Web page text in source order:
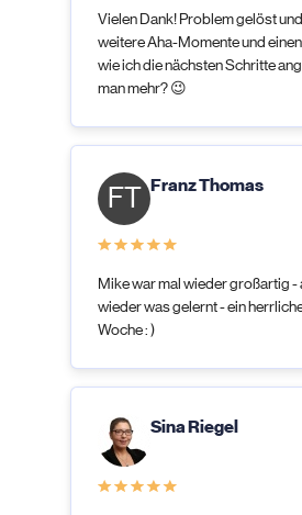
Vielen Dank! Problem gelöst
weitere Aha-Momente und einen
wie ich die nächsten Schritte
man mehr? 😉
FT Franz Thomas
Mike war mal wieder großartig -
wieder was gelernt - ein
Woche : )
Sina Riegel